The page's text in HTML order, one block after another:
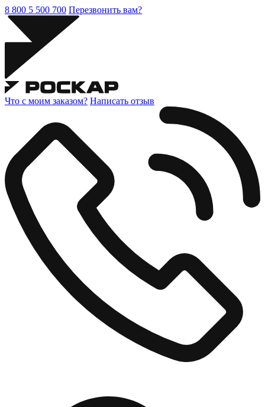
8 800 5 500 700 Перезвонить вам?
Что с моим заказом? Написать отзыв